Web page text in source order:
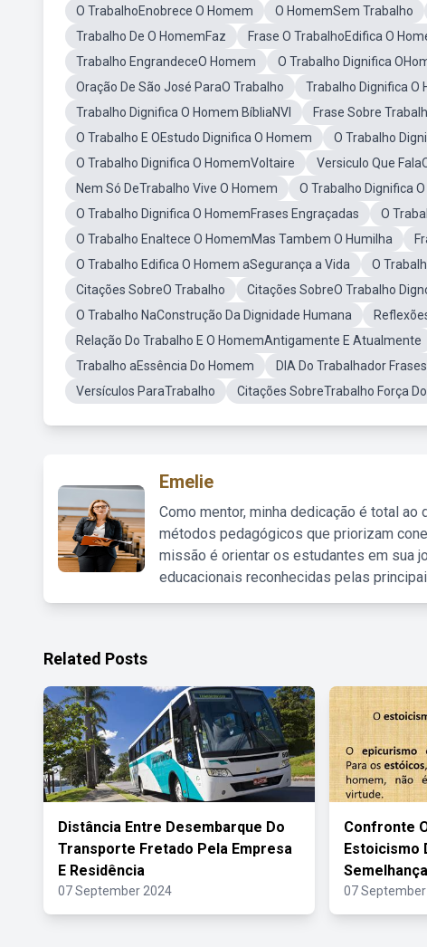
O TrabalhoEnobrece O Homem
O HomemSem Trabalho
Trabalho De O HomemFaz
Frase O TrabalhoEdifica O
Trabalho EngrandeceO Homem
O Trabalho Dignifica
Oração De São José ParaO Trabalho
Trabalho Dignifica O
Trabalho Dignifica O Homem BíbliaNVI
Frase Sobre
O Trabalho E OEstudo Dignifica O Homem
O Trabalho
O Trabalho Dignifica O HomemVoltaire
Versiculo Que
Nem Só DeTrabalho Vive O Homem
O Trabalho Dignifica
O Trabalho Dignifica O HomemFrases Engraçadas
O
O Trabalho Enaltece O HomemMas Tambem O Humilha
O Trabalho Edifica O Homem aSegurança a Vida
O
Citações SobreO Trabalho
Citações SobreO Trabalho
O Trabalho NaConstrução Da Dignidade Humana
Relação Do Trabalho E O HomemAntigamente E Atualmente
Trabalho aEssência Do Homem
DIA Do Trabalhador
Versículos ParaTrabalho
Citações SobreTrabalho Força Do
Emelie
Como mentor, minha dedicação é total
métodos pedagógicos que priorizam
missão é orientar os estudantes em sua
educacionais reconhecidas pelas
Related Posts
Distância Entre Desembarque Do
Transporte Fretado Pela Empresa
E Residência
07 September 2024
Confronte
Estoicismo
07